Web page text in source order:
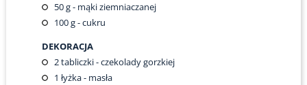
50g - mąki ziemniaczanej
100g - cukru
DEKORACJA
2tabliczki - czekolady gorzkiej
1 łyżka - masła